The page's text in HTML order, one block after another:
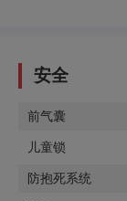
安全
前气囊
儿童锁
防抱死系统